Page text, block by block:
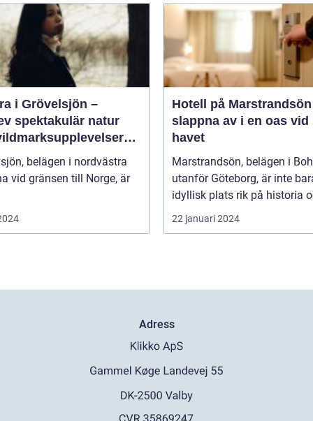
i Grövelsjön –
spektakulär natur
håll
belägen i nordvästra
vid gränsen till Norge, är
Hotell på
slappna av i en oas vid
havet
Marstrandsön, belägen i
utanför Göteborg, är inte
idyllisk plats rik på historia
22 januari 2024
Adress